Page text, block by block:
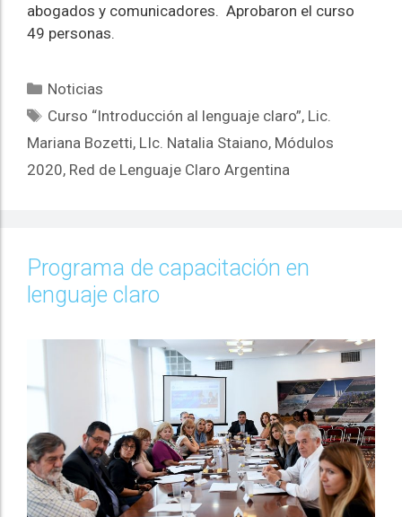
abogados y comunicadores. Aprobaron el curso
49 personas.
Noticias
Curso “Introducción al lenguaje claro”, Lic.
Mariana Bozetti, LIc. Natalia Staiano, Módulos
2020, Red de Lenguaje Claro Argentina
Programa de capacitación en
lenguaje claro